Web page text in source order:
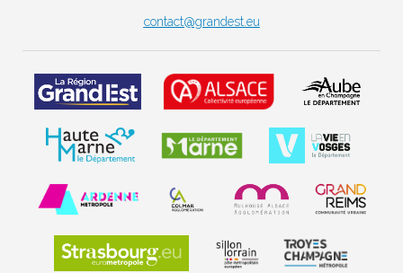
contact@grandest.eu